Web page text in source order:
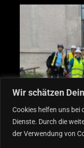
Wir schätzen
Cookies helfen uns bei
Dienste. Durch die
der Verwendung von